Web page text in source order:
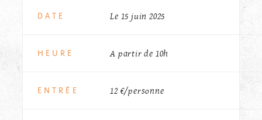
DATE Le 15 juin 2025
HEURE A partir de 10h
ENTRÉE 12 €/personne